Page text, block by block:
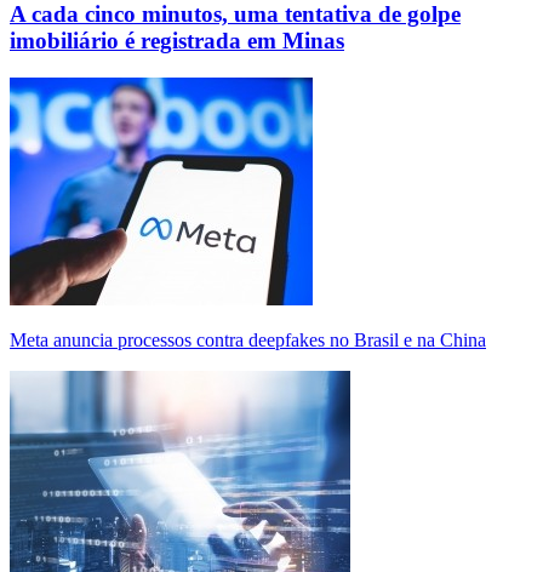
A cada cinco minutos, uma tentativa de golpe
imobiliário é registrada em Minas
Meta anuncia processos contra deepfakes no Brasil e na China